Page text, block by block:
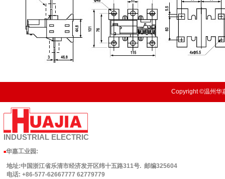
Copyright ©温州华
INDUSTRIAL ELECTRIC
■华嘉工业园 :
地址:中国浙江省乐清市经济发开区纬十五路311号. 邮编325604
电话: +86-577-62667777 62779779